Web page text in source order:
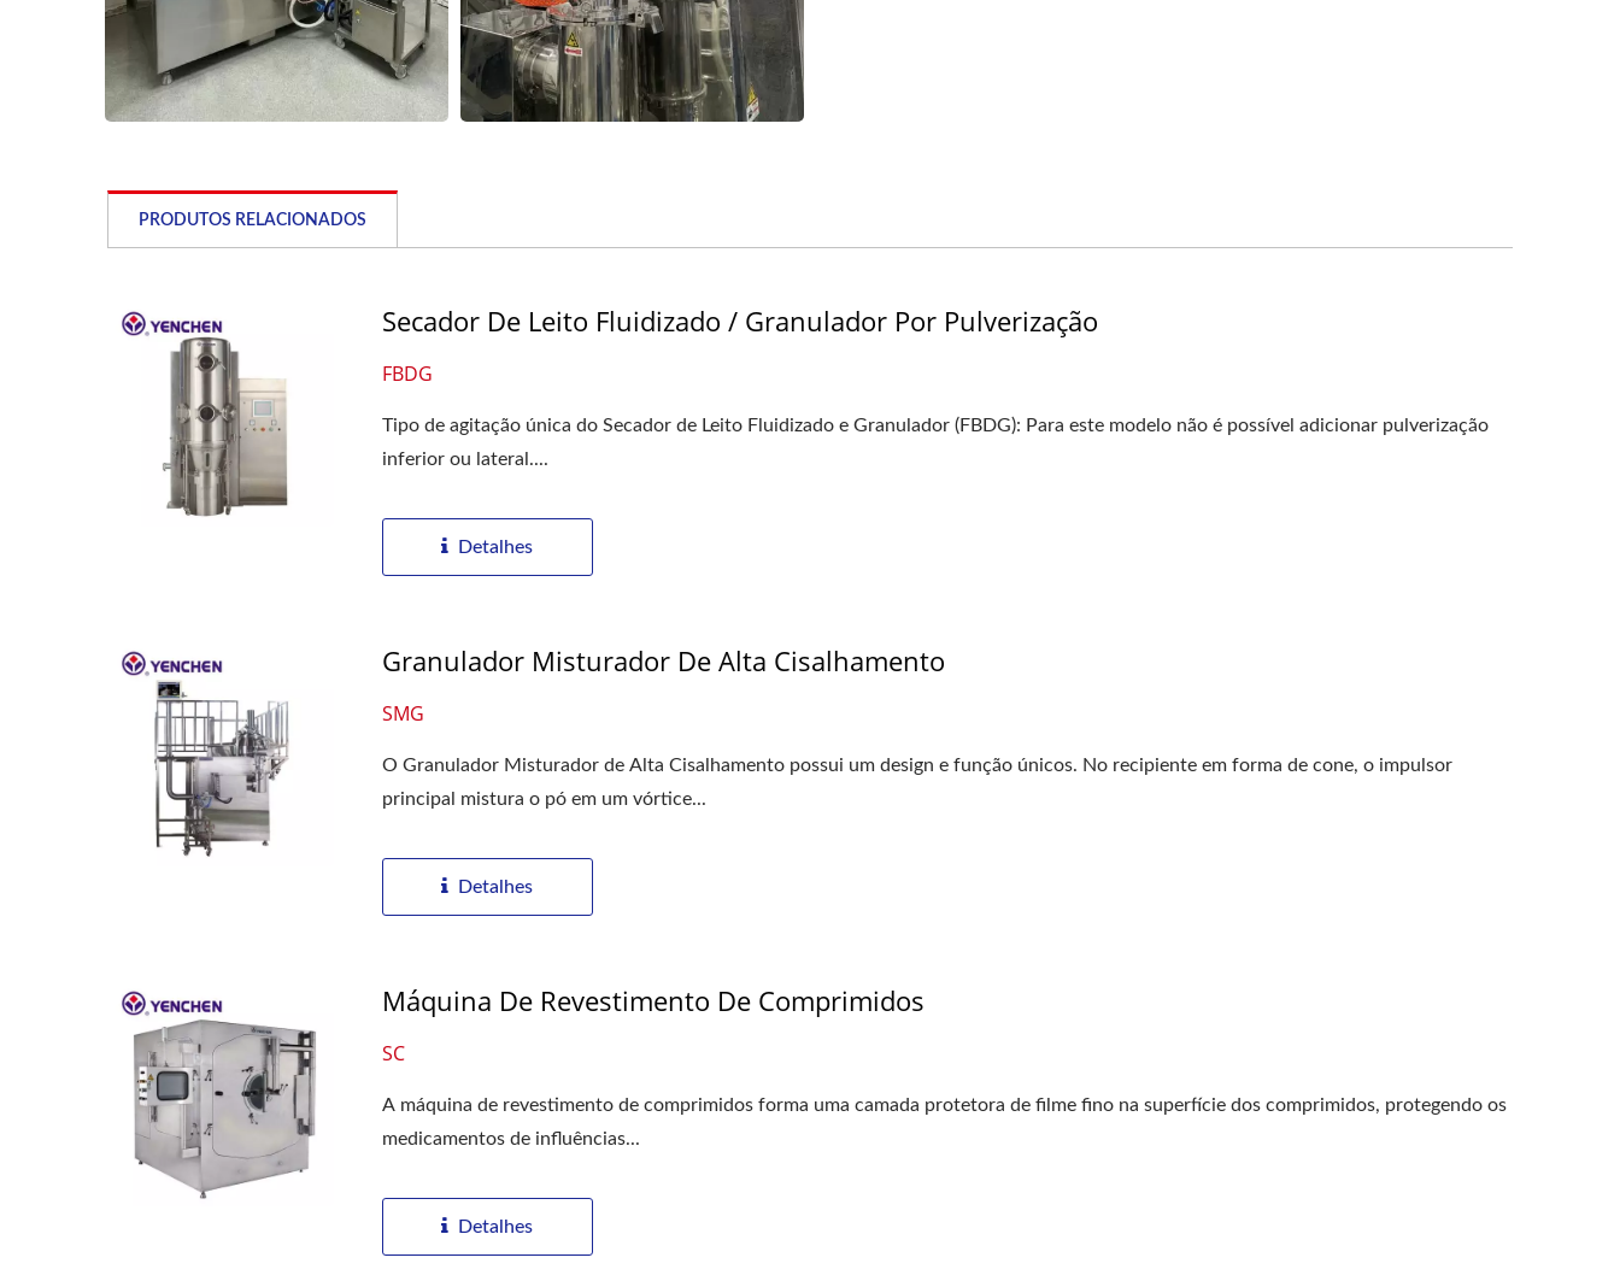
PRODUTOS RELACIONADOS
Secador De Leito Fluidizado / Granulador Por Pulverização
FBDG
Tipo de agitação única do Secador de Leito Fluidizado e Granulador (FBDG): Para este modelo não é possível adicionar pulverização
inferior ou lateral....
Detalhes
Granulador Misturador De Alta Cisalhamento
SMG
O Granulador Misturador de Alta Cisalhamento possui um design e função únicos. No recipiente em forma de cone, o impulsor
principal mistura o pó em um vórtice...
Detalhes
Máquina De Revestimento De Comprimidos
SC
A máquina de revestimento de comprimidos forma uma camada protetora de filme fino na superfície dos comprimidos, protegendo os
medicamentos de influências...
Detalhes